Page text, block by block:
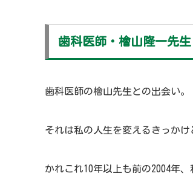
歯科医師・檜山隆一先
歯科医師の檜山先生との出会い。
それは私の人生を変えるきっかけ
かれこれ10年以上も前の2004年